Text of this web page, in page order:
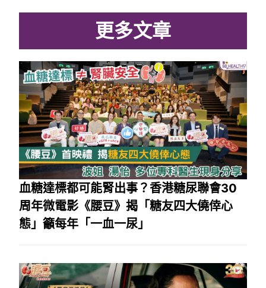
更多文章
血糖達標都可能腎出事？香港糖尿聯會30
周年微電影《腰豆》揭「糖友四大僥倖心
態」籲每年「一血一尿」